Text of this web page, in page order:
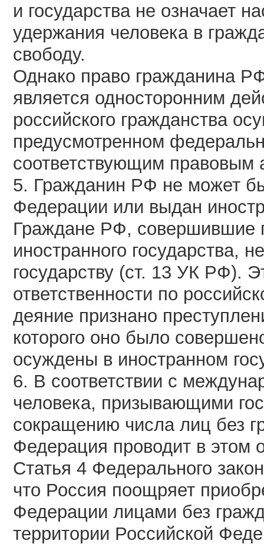
и государства не означает
удержания человека в
свободу.
Однако право гражданина
является односторонним
российского гражданства
предусмотренном
соответствующим правовым
5. Гражданин РФ не может
Федерации или выдан
Граждане РФ, совершившие
иностранного государства,
государству (ст. 13 УК РФ).
ответственности по
деяние признано
которого оно было
осуждены в иностранном
6. В соответствии с
человека, призывающими
сокращению числа лиц без
Федерация проводит в этом
Статья 4 Федерального
что Россия поощряет
Федерации лицами без
территории Российской